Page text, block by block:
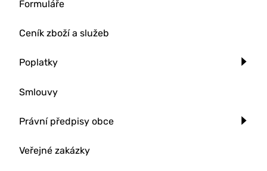
Formuláře
Ceník zboží a služeb
Poplatky
Smlouvy
Právní předpisy obce
Veřejné zakázky